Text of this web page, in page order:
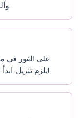
وآليات لعب مبتكرة على لعبة سبنكي.
يلزم تنزيل. ابدأ اللعب على الفور على لعبة سبنكي!